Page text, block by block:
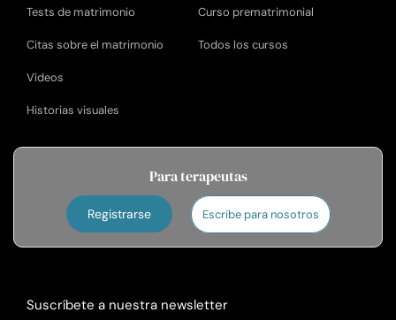
Tests de matrimonio
Citas sobre el matrimonio
Vídeos
Historias visuales
Curso prematrimonial
Todos los cursos
Para terapeutas
Registrarse Escribe para nosotros
Suscríbete a nuestra newsletter